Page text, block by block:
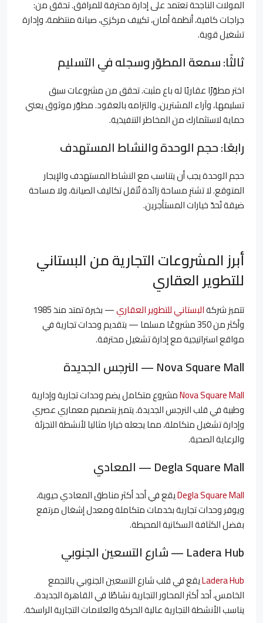
المولات الناجحة تعتمد على إدارة محترفة للمرافق. تحقق من:
جراجات كافية، أنظمة أمان، تكييف مركزي، صيانة منتظمة، وإدارة
تشغيل قوية.
ثالثًا: سمعة المطوّر وسجله في التسليم
اختر مطوّرًا عقاريًا له باع مثبت. تحقق من مشروعات سبق
تسليمها، وآراء المشترين، والتزامه بالعقود. مطوّر موثوق يعني
حماية لاستثمارك من المخاطر التنفيذية.
رابعًا: حجم الوحدة والنشاط المستهدف
حجم الوحدة يجب أن يتناسب مع النشاط المستهدف والإيجار
المتوقع. لا تشترِ مساحة زائدة تُثقل تكاليف الصيانة، ولا مساحة
ضيقة تُحدّ خيارات المستأجرين.
أبرز المشروعات التجارية من البستاني
للتطوير العقاري
تتميز شركةالبستاني للتطوير العقاري
— بخبرة تمتد منذ 1985
وأكثر من 350 مشروعًا مسلما — بتقديم وحدات تجارية في
مواقع استراتيجية مع إدارة تشغيل محترفة.
Nova Square Mall — النرجس الجديدة
Nova Square Mallمشروع متكامل يضم وحدات تجارية وإدارية
وطبية في قلب النرجس الجديدة. يتميز بتصميم معماري عصري
وإدارة تشغيل متكاملة، مما يجعله خيارا مثاليا لأنشطة التجزئة
والرعاية الصحية.
Degla Square Mall — المعادي
Degla Square Mallيقع في أحد أكثر مناطق المعادي حيوية،
ويوفر وحدات تجارية بخدمات متكاملة ومعدل إشغال مرتفع
بفضل الكثافة السكانية المحيطة.
Ladera Hub — شارع التسعين الجنوبي
Ladera Hubيقع في قلب شارع التسعين الجنوبي بالتجمع
الخامس، أحد أكثر المحاور التجارية نشاطًا في القاهرة الجديدة.
يناسب الأنشطة التجارية عالية الحركة والعلامات التجارية الراسخة.